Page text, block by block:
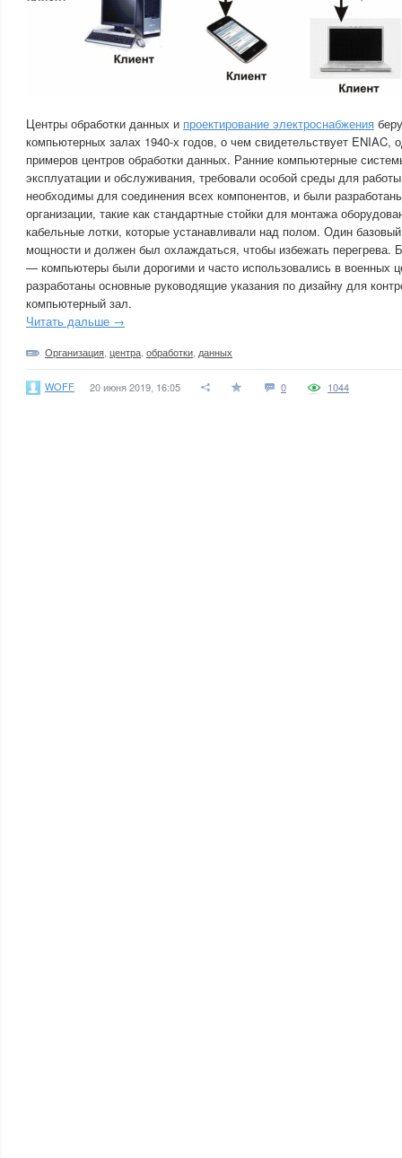
Центры обработки данных и проектирование электроснабжения
компьютерных залах 1940-х годов, о чем свидетельствует ENIAC,
примеров центров обработки данных. Ранние компьютерные
эксплуатации и обслуживания, требовали особой среды для
необходимы для соединения всех компонентов, и были
организации, такие как стандартные стойки для монтажа
кабельные лотки, которые устанавливали над полом. Один
мощности и должен был охлаждаться, чтобы избежать перегрева.
— компьютеры были дорогими и часто использовались в военных
разработаны основные руководящие указания по дизайну для
компьютерный зал.
Читать дальше →
Организация центра обработки данных
WOFF 20 июня 2019, 16:05 0 1044